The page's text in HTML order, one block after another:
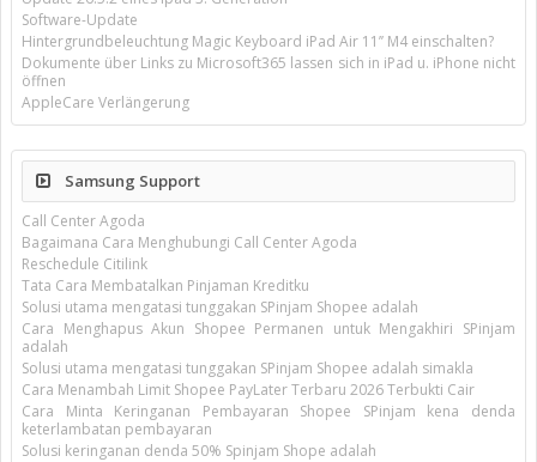
Software-Update
Hintergrundbeleuchtung Magic Keyboard iPad Air 11’’ M4 einschalten?
Dokumente über Links zu Microsoft365 lassen sich in iPad u. iPhone nicht
öffnen
AppleCare Verlängerung
Samsung Support
Call Center Agoda
Bagaimana Cara Menghubungi Call Center Agoda
Reschedule Citilink
Tata Cara Membatalkan Pinjaman Kreditku
Solusi utama mengatasi tunggakan SPinjam Shopee adalah
Cara Menghapus Akun Shopee Permanen untuk Mengakhiri SPinjam
adalah
Solusi utama mengatasi tunggakan SPinjam Shopee adalah simakla
Cara Menambah Limit Shopee PayLater Terbaru 2026 Terbukti Cair
Cara Minta Keringanan Pembayaran Shopee SPinjam kena denda
keterlambatan pembayaran
Solusi keringanan denda 50% Spinjam Shope adalah